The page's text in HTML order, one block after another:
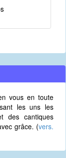
vous en toute
les uns les
des cantiques
grâce. (vers.